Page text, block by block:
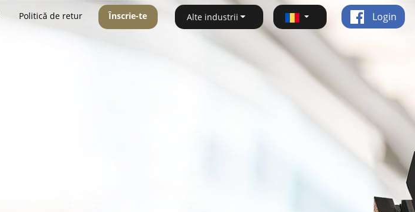
Politică de retur Înscrie-te Alte industrii Login